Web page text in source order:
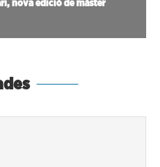
nova edició de màster